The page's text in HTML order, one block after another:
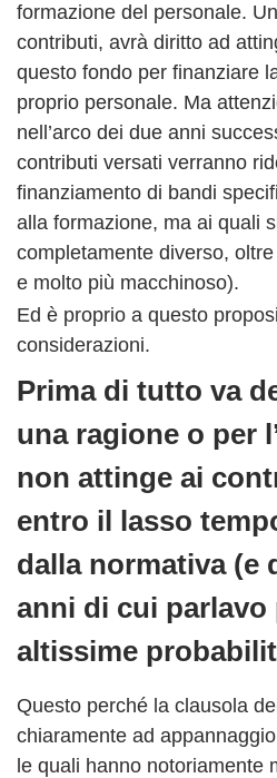
formazione del personale.
contributi, avrà diritto ad
questo fondo per finanziare
proprio personale. Ma
nell’arco dei due anni
contributi versati verranno
finanziamento di bandi
alla formazione, ma ai quali
completamente diverso,
e molto più macchinoso).
Ed è proprio a questo
considerazioni.
Prima di tutto va
una ragione o per
non attinge ai
entro il lasso
dalla normativa (e
anni di cui parlavo
altissime
Questo perché la clausola
chiaramente ad
le quali hanno notoriamente